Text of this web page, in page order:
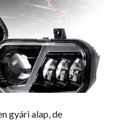
gyári alap, de